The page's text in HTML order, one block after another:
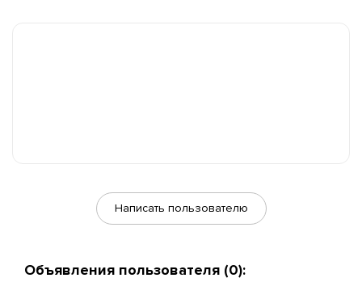
Написать пользователю
Объявления пользователя (0):